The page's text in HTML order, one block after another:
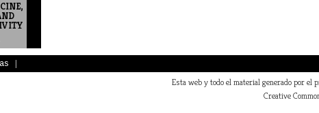
Esta web y todo el material generado por el
Creative